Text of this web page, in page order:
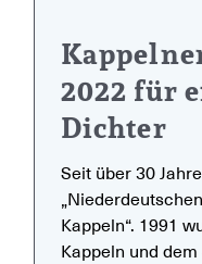
2022 für
Dichter
Seit über 30
Kappeln“. 1991
Kappeln und